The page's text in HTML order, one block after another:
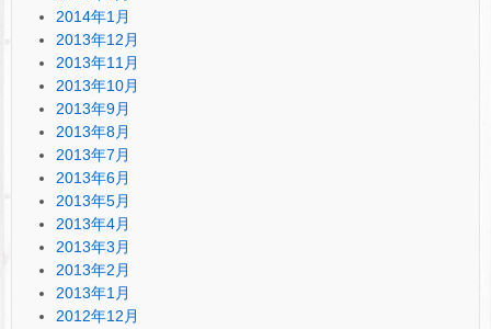
2014年1月
2013年12月
2013年11月
2013年10月
2013年9月
2013年8月
2013年7月
2013年6月
2013年5月
2013年4月
2013年3月
2013年2月
2013年1月
2012年12月